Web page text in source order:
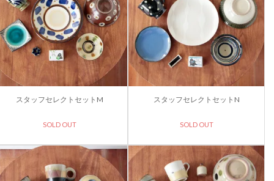
スタッフセレクトセットM
SOLD OUT
スタッフセレクトセットN
SOLD OUT